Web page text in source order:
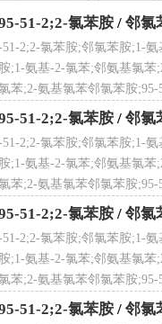
和多数有机溶剂。2-氯
（1）电解还原法：此
现工业化生产。（2
处理十分困难，环境
有废气废液少且易处理
精细化工中间体，在
蒸气或经皮肤吸收均
免吸入蒸气，防止与皮
戴防护用具。
51-2;2-氯苯胺 / 邻氯
2;2-氯苯胺;邻氯苯胺;1-
;1-氨基-2-氯苯;邻氨基氯
苯;2-氨基氯苯邻氯苯胺
51-2;2-氯苯胺 / 邻氯
2;2-氯苯胺;邻氯苯胺;1-
;1-氨基-2-氯苯;邻氨基氯
苯;2-氨基氯苯邻氯苯胺
51-2;2-氯苯胺 / 邻氯
2;2-氯苯胺;邻氯苯胺;1-
;1-氨基-2-氯苯;邻氨基氯
苯;2-氨基氯苯邻氯苯胺
;95-51-2;2-氯苯胺;邻氯苯
51-2;2-氯苯胺 / 邻氯